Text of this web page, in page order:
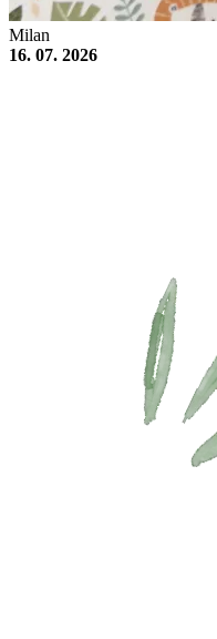
Milan
16. 07. 2026